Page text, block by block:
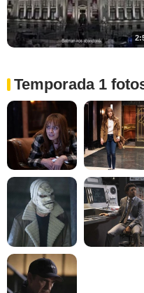
Temporada 1